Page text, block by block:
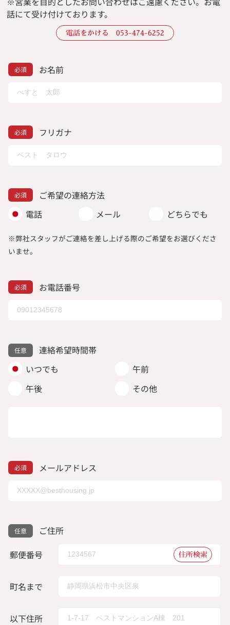
話にて受け付けております。
電話をかける 053-474-6252
お名前
フリガナ
ご希望の連絡方法
電話
メール どちらでも
※弊社スタッフがご連絡を差し上げる際のご希望をお選びくださ
いませ。
お電話番号
連絡希望時間帯
いつでも
午前
午後
その他
メールアドレス
ご住所
郵便番号
住所検索
町名まで
以下住所